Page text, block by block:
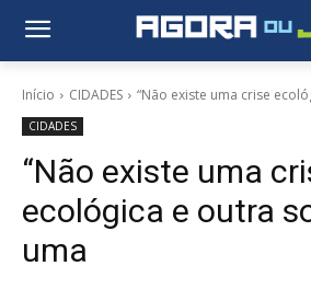
Início CIDADES “Não existe uma crise
CIDADES
“Não existe uma
ecológica e outra
uma